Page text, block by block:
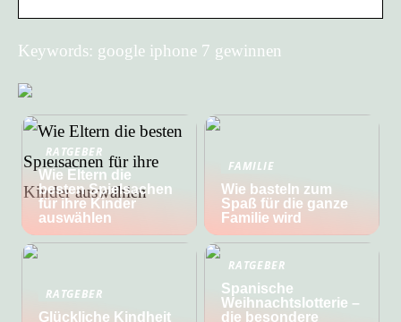
Keywords: google iphone 7 gewinnen
RATGEBER
Wie Eltern die
besten Spielsachen
für ihre Kinder
auswählen
FAMILIE
Wie basteln zum
Spaß für die ganze
Familie wird
RATGEBER
Glückliche Kindheit
RATGEBER
Spanische
Weihnachtslotterie –
die besondere